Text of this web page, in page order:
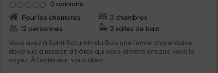
0 opinions
Pour les chambres
3 chambres
12 personnes
3 salles de bain
Vous avez à Saint-Saturnin-du-Bois une ferme charentaise
devenue à maison d’hôtes qui vous aimera lorsque vous la
voyez. À l’extérieur, vous allez...